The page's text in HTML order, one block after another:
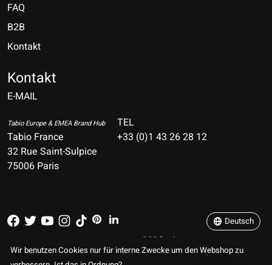
FAQ
B2B
Kontakt
Kontakt
E-MAIL
Tabio Europe & EMEA Brand Hub
Tabio France
32 Rue Saint-Sulpice
75006 Paris
TEL
+33 (0)1 43 26 28 12
RSS feed
Deutsch
Wir benutzen Cookies nur für interne Zwecke um den Webshop zu